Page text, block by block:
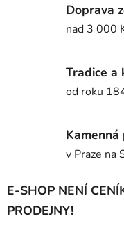
Doprava
nad 3 000
Tradice a
od roku
Kamenná
v Praze na
E-SHOP NENÍ
PRODEJNY!